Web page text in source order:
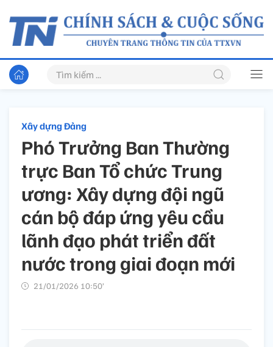
Xây dựng Đảng
Phó Trưởng Ban Thường
trực Ban Tổ chức Trung
ương: Xây dựng đội ngũ
cán bộ đáp ứng yêu cầu
lãnh đạo phát triển đất
nước trong giai đoạn mới
21/01/2026 10:50’